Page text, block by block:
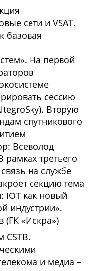
сети и VSAT.
базовая
На первой
сессию
Вторую
спутникового
Всеволод
рамках третьего
на службе
секцию тема
IOT как новый
индустрии».
(ГК «Искра»)
CSTB.
и медиа –